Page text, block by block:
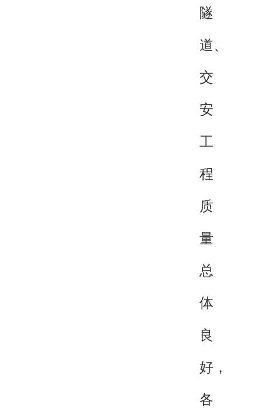
隧
道、
交
安
工
程
质
量
总
体
良
好，
各